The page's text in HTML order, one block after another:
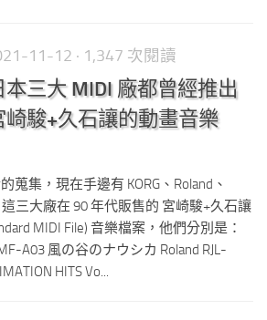
11-12 · 1,347 次閱讀
本三大 MIDI 廠都曾經推出
崎駿+久石讓的動畫音樂
蒐集，現在手邊有 KORG、Roland、
這三大廠在 90 年代販售的 宮崎駿+久石讓
MIDI File) 音樂檔案，他們分別是：
A03 風の谷のナウシカ Roland RJL-
HITS Vo...